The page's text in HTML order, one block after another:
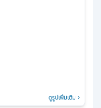
ดูรูปเพิ่มเติม